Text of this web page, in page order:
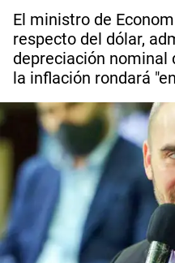
El ministro de
respecto del dólar,
depreciación nominal
la inflación rondará